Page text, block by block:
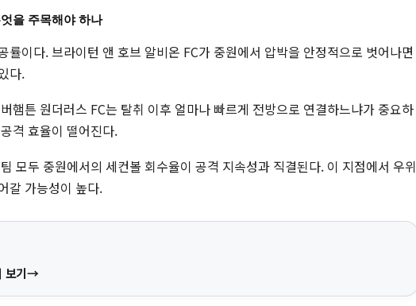
을 주목해야 하나
률이다. 브라이턴 앤 호브 알비온 FC가 중원에서 압박을 안정적으로 벗어나면
다.
햄튼 원더러스 FC는 탈취 이후 얼마나 빠르게 전방으로 연결하느냐가 중요하
격 효율이 떨어진다.
모두 중원에서의 세컨볼 회수율이 공격 지속성과 직결된다. 이 지점에서 우위
갈 가능성이 높다.
보기